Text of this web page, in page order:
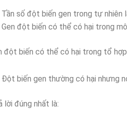
Tần số đột biến gen trong tự nhiên
Gen đột biến có thể có hại trong
đột biến có thể có hại trong tổ
Đột biến gen thường có hại nhưng
lời đúng nhất là: